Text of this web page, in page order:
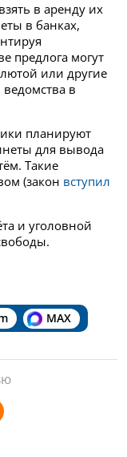
в аренду их
в банках,
предлога могут
или другие
в
планируют
для вывода
Такие
(закон вступил
и уголовной
MAX